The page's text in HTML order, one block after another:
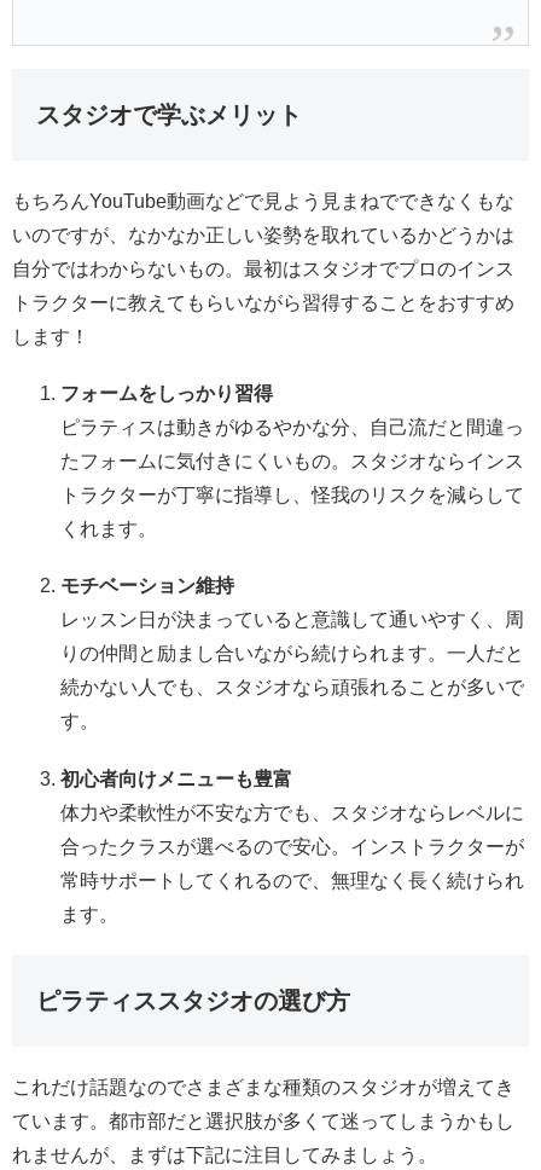
スタジオで学ぶメリット
もちろんYouTube動画などで見よう見まねでできなくもな
いのですが、なかなか正しい姿勢を取れているかどうかは
自分ではわからないもの。最初はスタジオでプロのインス
トラクターに教えてもらいながら習得することをおすすめ
します！
フォームをしっかり習得
ピラティスは動きがゆるやかな分、自己流だと間違っ
たフォームに気付きにくいもの。スタジオならインス
トラクターが丁寧に指導し、怪我のリスクを減らして
くれます。
モチベーション維持
レッスン日が決まっていると意識して通いやすく、周
りの仲間と励まし合いながら続けられます。一人だと
続かない人でも、スタジオなら頑張れることが多いで
す。
初心者向けメニューも豊富
体力や柔軟性が不安な方でも、スタジオならレベルに
合ったクラスが選べるので安心。インストラクターが
常時サポートしてくれるので、無理なく長く続けられ
ます。
ピラティススタジオの選び方
これだけ話題なのでさまざまな種類のスタジオが増えてき
ています。都市部だと選択肢が多くて迷ってしまうかもし
れませんが、まずは下記に注目してみましょう。